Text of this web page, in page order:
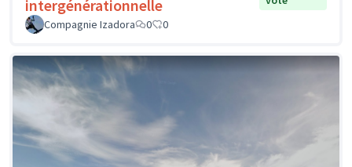
intergénérationnelle
Compagnie Izadora
0 0